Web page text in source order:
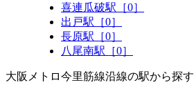
喜連瓜破駅［0］
出戸駅［0］
長原駅［0］
八尾南駅［0］
大阪メトロ今里筋線沿線の駅から探す